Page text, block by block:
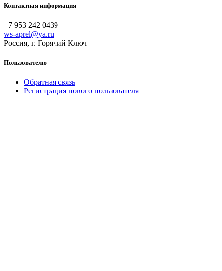
Контактная информация
+7 953 242 0439
ws-aprel@ya.ru
Россия, г. Горячий Ключ
Пользователю
Обратная связь
Регистрация нового пользователя